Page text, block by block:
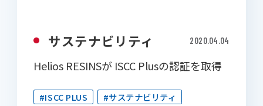
サステナビリティ 2020.04.04
Helios RESINSが ISCC Plusの認証を取得
#ISCC PLUS
#サステナビリティ